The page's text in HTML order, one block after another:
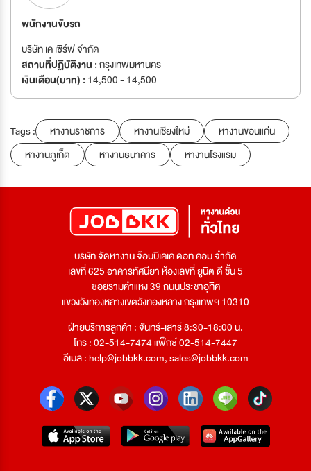
พนักงานขับรถ
บริษัท เค เซิร์ฟ จำกัด
สถานที่ปฏิบัติงาน :กรุงเทพมหานคร
เงินเดือน(บาท) : 14,500 - 14,500
Tags : หางานราชการ หางานเชียงใหม่
หางานขอนแก่น
หางานภูเก็ต
หางานธนาคาร หางานโรงแรม
บริษัท จัดหางาน จ๊อบบีเคเค ดอท คอม จำกัด
เลขที่ 625 อาคารทัศนียา ห้องเลขที่ ยูนิต ดี ชั้น 5
ซอยรามคำแหง 39 ถนนประชาอุทิศ
แขวงวังทองหลางเขตวังทองหลาง กรุงเทพฯ 10310
ฝ่ายบริการลูกค้า : จันทร์-เสาร์ 8:30-18:00 น.
โทร : 02-514-7474 แฟ็กซ์ 02-514-7447
อีเมล :help@jobbkk.com,sales@jobbkk.com